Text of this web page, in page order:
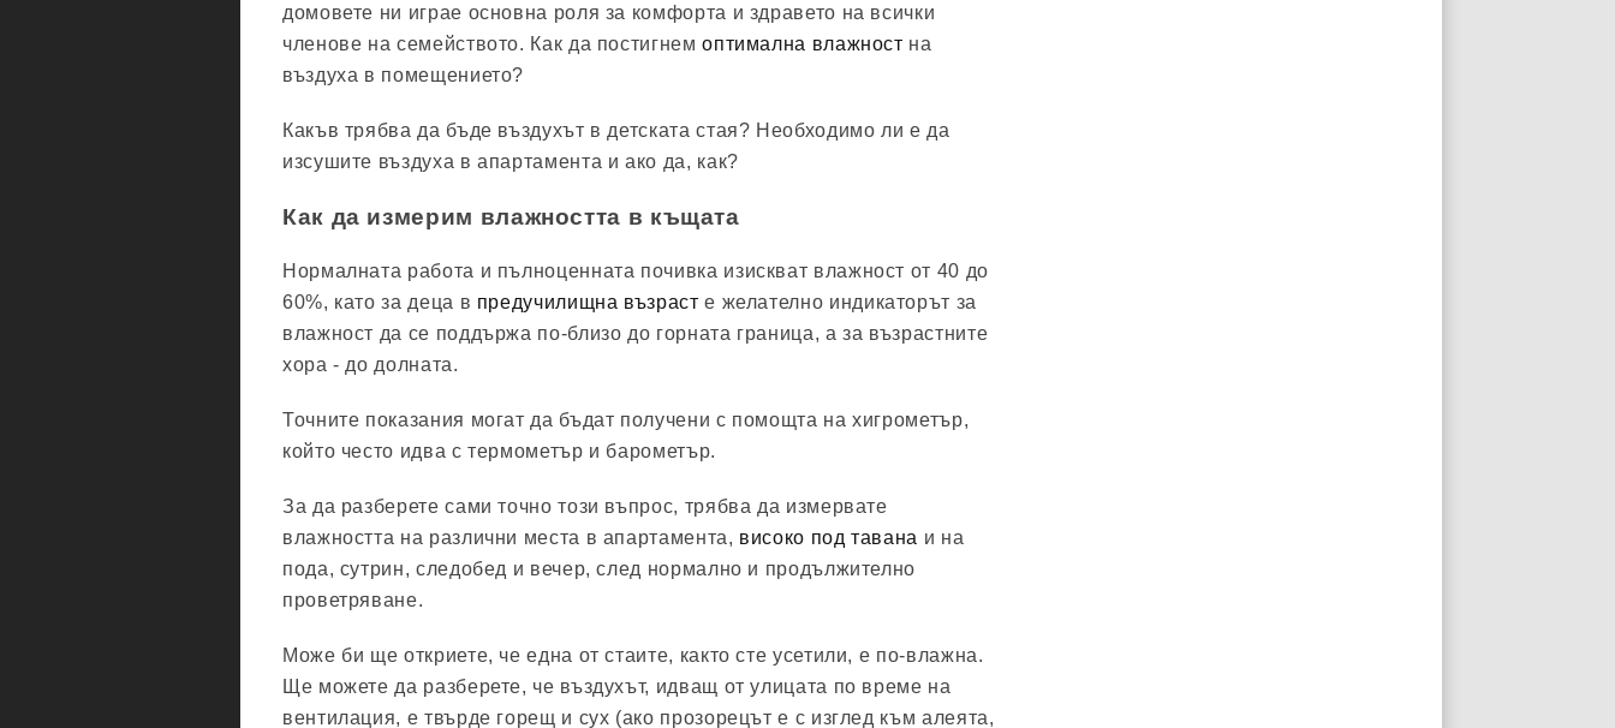
домовете ни играе основна роля за комфорта и здравето на всички
членове на семейството. Как да постигнемоптимална влажност на
въздуха в помещението?
Какъв трябва да бъде въздухът в детската стая? Необходимо ли е да
изсушите въздуха в апартамента и ако да, как?
Как да измерим влажността в къщата
Нормалната работа и пълноценната почивка изискват влажност от 40 до
60%, като за деца в предучилищна възраст е желателно индикаторът за
влажност да се поддържа по-близо до горната граница, а за възрастните
хора - до долната.
Точните показания могат да бъдат получени с помощта на хигрометър,
който често идва с термометър и барометър.
За да разберете сами точно този въпрос, трябва да измервате
влажността на различни места в апартамента, високо под тавана и на
пода, сутрин, следобед и вечер, след нормално и продължително
проветряване.
Може би ще откриете, че една от стаите, както сте усетили, е по-влажна.
Ще можете да разберете, че въздухът, идващ от улицата по време на
вентилация, е твърде горещ и сух (ако прозорецът е с изглед към алеята,